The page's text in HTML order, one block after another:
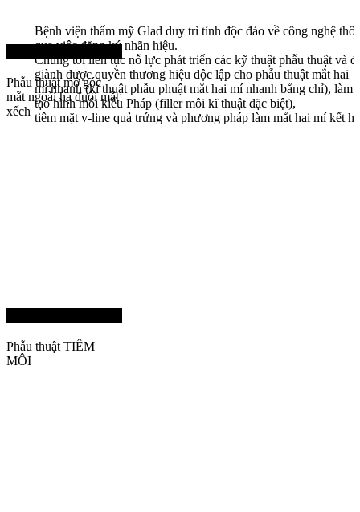
Bệnh viện thẩm mỹ Glad duy trì tính độc đáo về công nghệ
qua việc đăng ký nhãn hiệu.
Chúng tôi liên tục nỗ lực phát triển các kỹ thuật phẫu thuật và
giành được quyền thương hiệu độc lập cho phẫu thuật mắt hai
mí nhanh (kĩ thuật phẫu phuật mắt hai mí nhanh bằng chỉ), làm
tạo hình môi kiểu Pháp (filler môi kĩ thuật đặc biệt),
tiêm mặt v-line quả trứng và phương pháp làm mắt hai mí kết
Phẫu thuật mở góc
mắt ngoài hạ đuôi mắt
xếch
Phẫu thuật TIÊM
MÔI